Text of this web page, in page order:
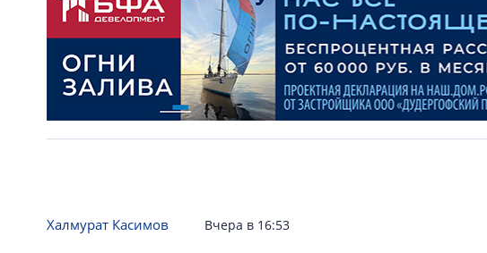
Халмурат Касимов Вчера в 16:53